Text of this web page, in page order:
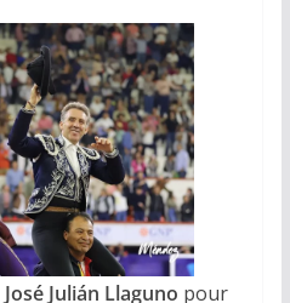
José Julián Llaguno pour